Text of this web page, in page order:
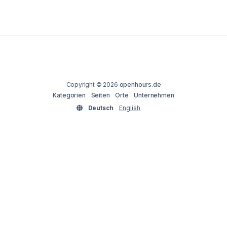
Copyright © 2026 openhours.de
Kategorien
Seiten Orte
Unternehmen
Deutsch
English